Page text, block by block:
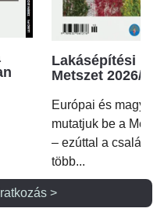
Lakásépítési
Metszet 2026/2.
Európai és magyar
mutatjuk be a
– ezúttal a családi
több...
>